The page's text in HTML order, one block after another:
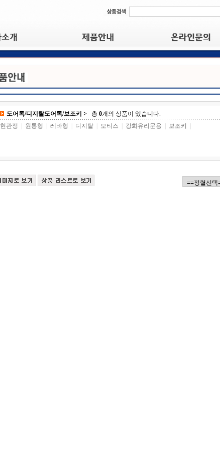
도어록/디지탈도어록/보조키 > 총 0개의 상품이 있습니다.
현관정
원통형 레바형 디지탈 모티스 강화유리문용 보조키